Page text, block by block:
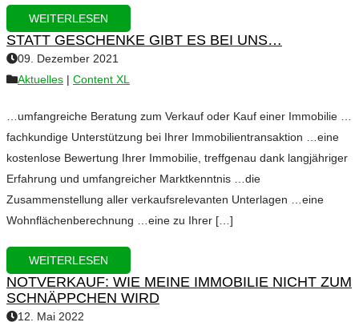
WEITERLESEN
STATT GESCHENKE GIBT ES BEI UNS…
09. Dezember 2021
Aktuelles | Content XL
…umfangreiche Beratung zum Verkauf oder Kauf einer Immobilie …
fachkundige Unterstützung bei Ihrer Immobilientransaktion …eine
kostenlose Bewertung Ihrer Immobilie, treffgenau dank langjähriger
Erfahrung und umfangreicher Marktkenntnis …die
Zusammenstellung aller verkaufsrelevanten Unterlagen …eine
Wohnflächenberechnung …eine zu Ihrer […]
WEITERLESEN
NOTVERKAUF: WIE MEINE IMMOBILIE NICHT ZUM
SCHNÄPPCHEN WIRD
12. Mai 2022